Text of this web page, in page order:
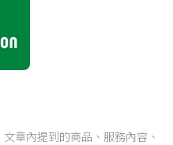
章內提到的商品、服務內容、